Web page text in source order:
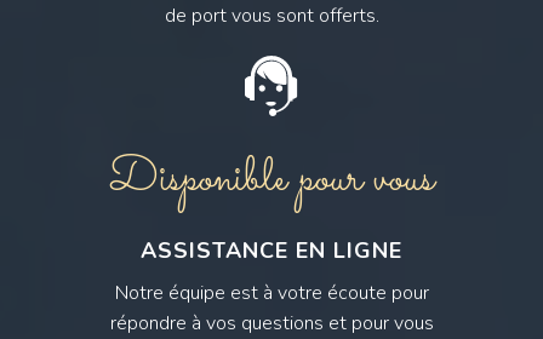
de port vous sont offerts.
Disponible pour vous
ASSISTANCE EN LIGNE
Notre équipe est à votre écoute pour
répondre à vos questions et pour vous